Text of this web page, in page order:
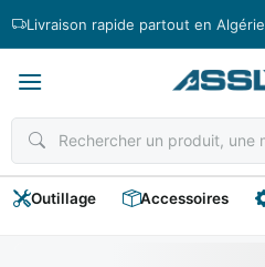
Livraison rapide partout en Algérie
Outillage Accessoires